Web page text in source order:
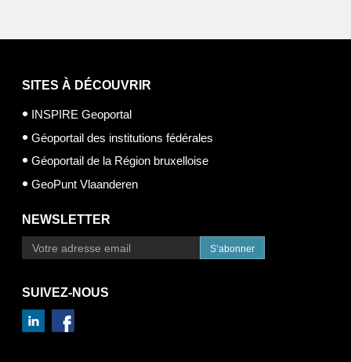
SITES À DÉCOUVRIR
INSPIRE Geoportal
Géoportail des institutions fédérales
Géoportail de la Région bruxelloise
GeoPunt Vlaanderen
NEWSLETTER
S’abonner
SUIVEZ-NOUS